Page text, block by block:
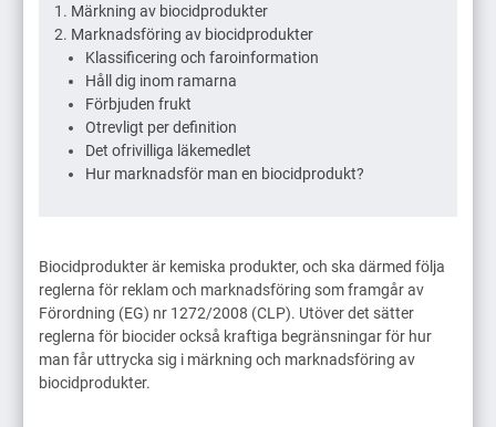
Märkning av biocidprodukter
Marknadsföring av biocidprodukter
Klassificering och faroinformation
Håll dig inom ramarna
Förbjuden frukt
Otrevligt per definition
Det ofrivilliga läkemedlet
Hur marknadsför man en biocidprodukt?
Biocidprodukter är kemiska produkter, och ska därmed följa
reglerna för reklam och marknadsföring som framgår av
Förordning (EG) nr 1272/2008 (CLP). Utöver det sätter
reglerna för biocider också kraftiga begränsningar för hur
man får uttrycka sig i märkning och marknadsföring av
biocidprodukter.